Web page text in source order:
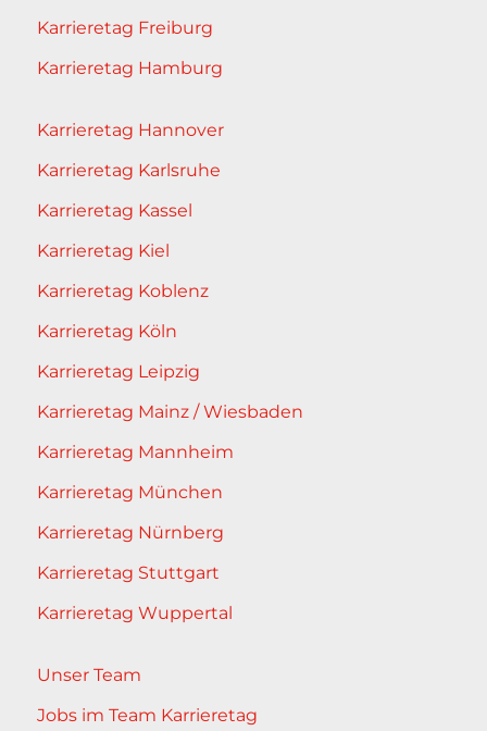
Karrieretag Freiburg
Karrieretag Hamburg
Karrieretag Hannover
Karrieretag Karlsruhe
Karrieretag Kassel
Karrieretag Kiel
Karrieretag Koblenz
Karrieretag Köln
Karrieretag Leipzig
Karrieretag Mainz / Wiesbaden
Karrieretag Mannheim
Karrieretag München
Karrieretag Nürnberg
Karrieretag Stuttgart
Karrieretag Wuppertal
Unser Team
Jobs im Team Karrieretag